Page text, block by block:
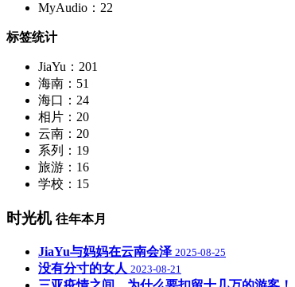
MyAudio：22
标签统计
JiaYu：201
海南：51
海口：24
相片：20
云南：20
系列：19
旅游：16
学校：15
时光机 往年本月
JiaYu与妈妈在云南会泽 2025-08-25
没有分寸的女人 2023-08-21